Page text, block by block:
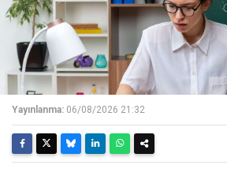
Yayınlanma: 06/08/2026 21:32